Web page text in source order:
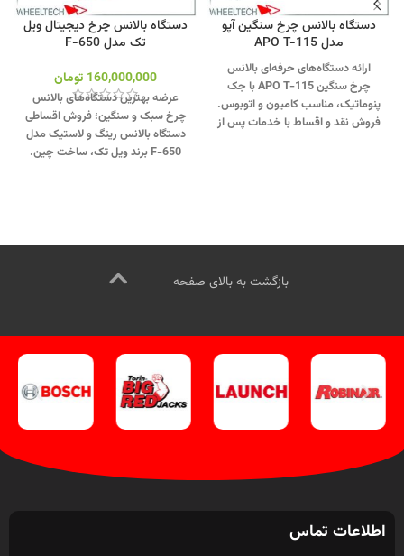
دستگاه بالانس چرخ سنگین آپو
مدل APO T-115
ارائه دستگاه‌های حرفه‌ای بالانس
چرخ سنگین APO T-115 با جک
پنوماتیک، مناسب کامیون و اتوبوس.
فروش نقد و اقساط با خدمات پس از
دستگاه بالانس چرخ دیجیتال ویل
تک مدل F-650
160,000,000 تومان
عرضه بهترین دستگاه‌های بالانس
چرخ سبک و سنگین؛ فروش اقساطی
دستگاه بالانس رینگ و لاستیک مدل
F-650 برند ویل تک، ساخت چین.
کنید
بازگشت به بالای صفحه
اطلاعات تماس